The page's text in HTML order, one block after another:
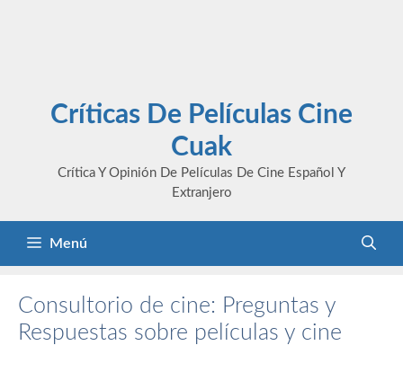
Críticas De Películas Cine
Cuak
Crítica Y Opinión De Películas De Cine Español Y
Extranjero
Menú
Consultorio de cine: Preguntas y
Respuestas sobre películas y cine